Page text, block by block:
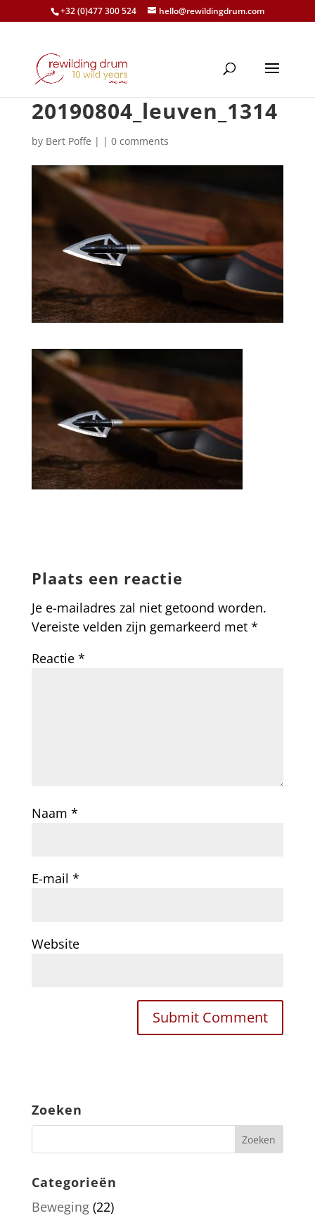
+32 (0)477 300 524 hello@rewildingdrum.com
20190804_leuven_1314
by Bert Poffe | | 0 comments
Plaats een reactie
Je e-mailadres zal niet getoond worden.
Vereiste velden zijn gemarkeerd met *
Reactie *
Naam *
E-mail *
Website
Zoeken
Categorieën
Beweging(22)